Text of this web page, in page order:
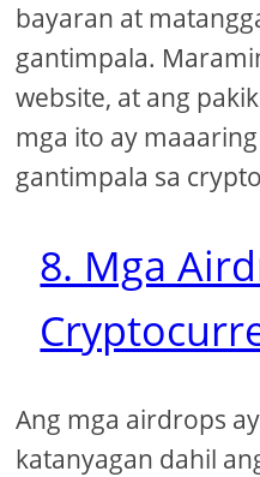
bayaran at
gantimpala.
website, at ang
mga ito ay
gantimpala sa
8. Mga
Ang mga airdrops
katanyagan dahil